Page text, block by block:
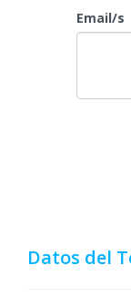
Email/s
Datos del